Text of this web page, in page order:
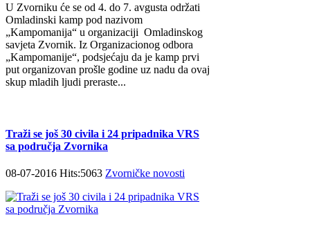
U Zvorniku će se od 4. do 7. avgusta održati
Omladinski kamp pod nazivom
„Kampomanija“ u organizaciji Omladinskog
savjeta Zvornik. Iz Organizacionog odbora
„Kampomanije“, podsjećaju da je kamp prvi
put organizovan prošle godine uz nadu da ovaj
skup mladih ljudi preraste...
Traži se još 30 civila i 24 pripadnika VRS
sa područja Zvornika
08-07-2016 Hits:5063 Zvorničke novosti